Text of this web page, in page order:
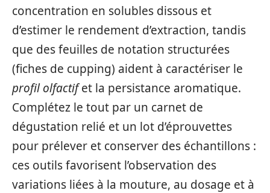
concentration en solubles dissous et
d’estimer le rendement d’extraction, tandis
que des feuilles de notation structurées
(fiches de cupping) aident à caractériser le
profil olfactifet la persistance aromatique.
Complétez le tout par un carnet de
dégustation relié et un lot d’éprouvettes
pour prélever et conserver des échantillons :
ces outils favorisent l’observation des
variations liées à la mouture, au dosage et à